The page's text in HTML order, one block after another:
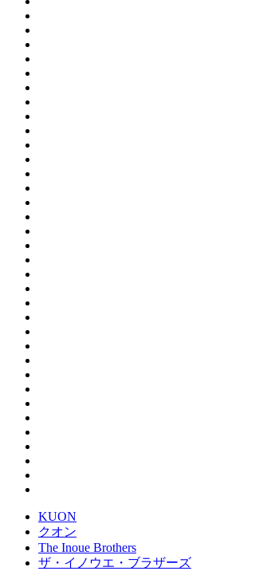
KUON
クオン
The Inoue Brothers
ザ・イノウエ・ブラザーズ